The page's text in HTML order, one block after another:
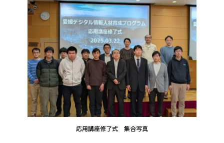
応用講座修了式 集合写真